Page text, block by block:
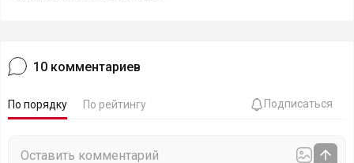
10 комментариев
По порядку По рейтингу Подписаться